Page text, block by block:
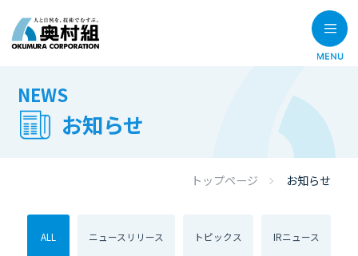
NEWS
お知らせ
トップページ お知らせ
ALL ニュースリリース トピックス IRニュース